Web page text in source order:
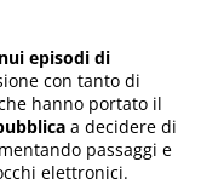
episodi di
con tanto di
hanno portato il
a decidere di
passaggi e
elettronici.